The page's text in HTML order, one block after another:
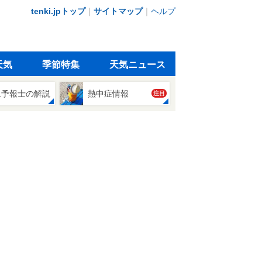
tenki.jpトップ｜ サイトマップ｜ ヘルプ
気 季節特集 天気ニュース
報士の解説 熱中症情報 注目